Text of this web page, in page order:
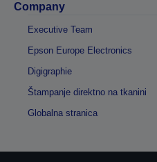
Company
Executive Team
Epson Europe Electronics
Digigraphie
Štampanje direktno na tkanini
Globalna stranica